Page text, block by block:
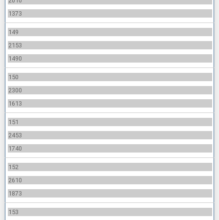
1373
149
2153
1490
150
2300
1613
151
2453
1740
152
2610
1873
153